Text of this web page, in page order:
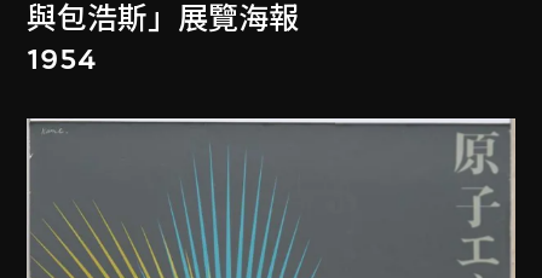
與包浩斯」展覽海報
1954